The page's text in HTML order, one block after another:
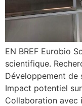
EN BREF Eurobio
scientifique.
Développement de
Impact potentiel
Collaboration avec